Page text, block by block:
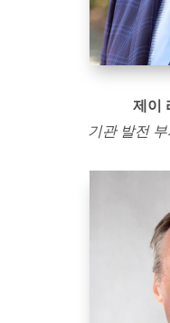
제이
기관 발전